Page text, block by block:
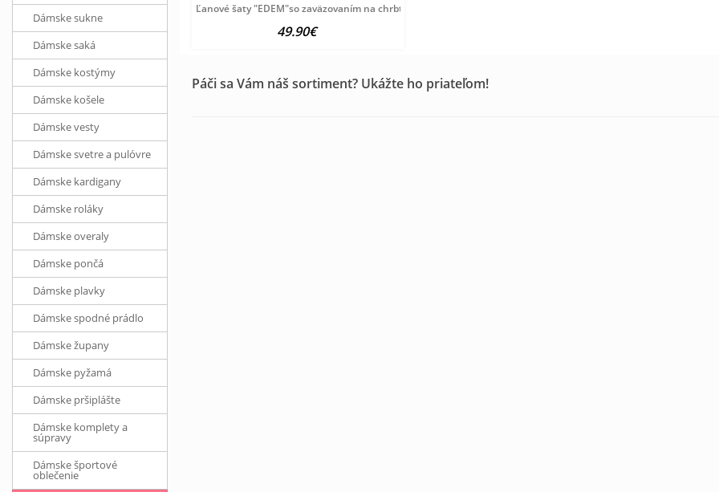
Ľanové šaty "EDEM"so zaväzovaním na chrbte Superdry,
49.90€
Páči sa Vám náš sortiment? Ukážte ho priateľom!
Dámske sukne
Dámske saká
Dámske kostýmy
Dámske košele
Dámske vesty
Dámske svetre a pulóvre
Dámske kardigany
Dámske roláky
Dámske overaly
Dámske pončá
Dámske plavky
Dámske spodné prádlo
Dámske župany
Dámske pyžamá
Dámske pršiplášte
Dámske komplety a
súpravy
Dámske športové
oblečenie